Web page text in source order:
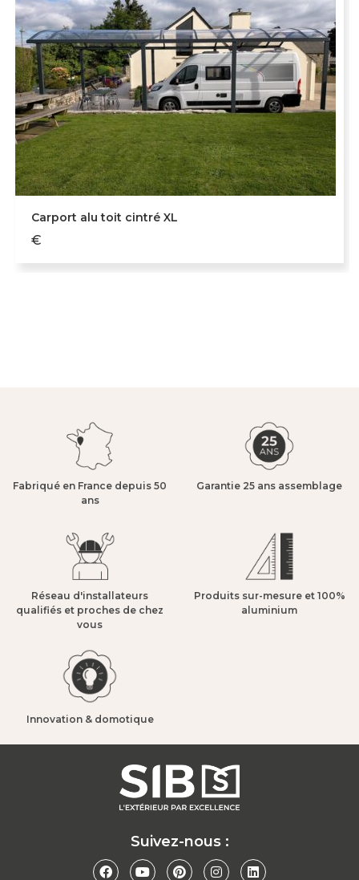
Carport alu toit cintré XL
€
Fabriqué en France depuis 50
ans​
Garantie 25 ans assemblage​
Réseau d'installateurs
qualifiés et proches de chez
vous​
Produits sur-mesure et 100%
aluminium​
Innovation & domotique​
Suivez-nous :